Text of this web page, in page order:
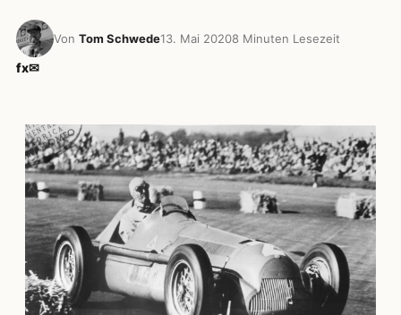
Von Tom Schwede13. Mai 20208 Minuten Lesezeit
fx✉